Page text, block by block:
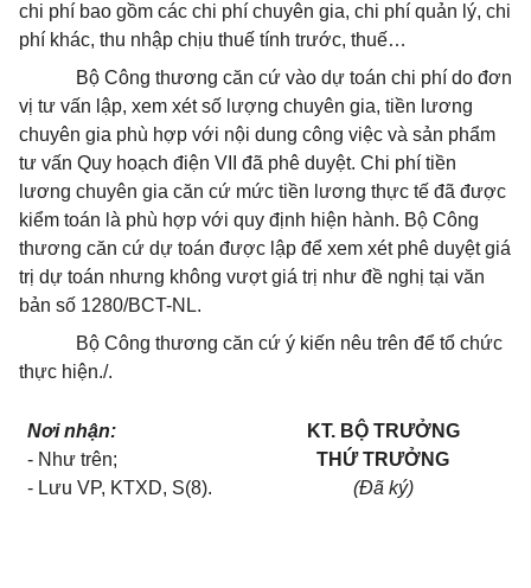
chi phí bao gồm các chi phí chuyên gia, chi phí quản lý, chi
phí khác, thu nhập chịu thuế tính trước, thuế…
Bộ Công thương căn cứ vào dự toán chi phí do đơn
vị tư vấn lập, xem xét số lượng chuyên gia, tiền lương
chuyên gia phù hợp với nội dung công việc và sản phẩm
tư vấn Quy hoạch điện VII đã phê duyệt. Chi phí tiền
lương chuyên gia căn cứ mức tiền lương thực tế đã được
kiểm toán là phù hợp với quy định hiện hành. Bộ Công
thương căn cứ dự toán được lập để xem xét phê duyệt giá
trị dự toán nhưng không vượt giá trị như đề nghị tại văn
bản số 1280/BCT-NL.
Bộ Công thương căn cứ ý kiến nêu trên để tổ chức
thực hiện./.
Nơi nhận:
- Như trên;
- Lưu VP, KTXD, S(8).
KT. BỘ TRƯỞNG
THỨ TRƯỞNG
(Đã ký)